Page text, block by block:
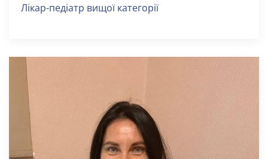
Лікар-педіатр вищої категорії